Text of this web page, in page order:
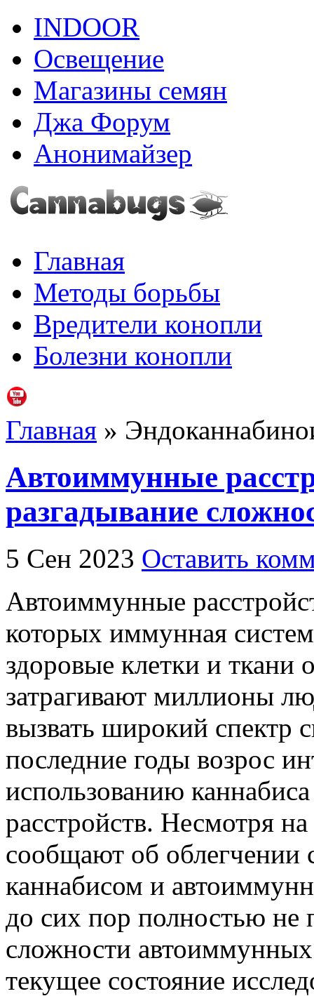
INDOOR
Освещение
Магазины семян
Джа Форум
Анонимайзер
Главная
Методы борьбы
Вредители конопли
Болезни конопли
Главная »
Автоиммунные
разгадывание
5 Сен 2023 Оставить
Автоиммунные
которых иммунная
здоровые клетки и ткани
затрагивают миллионы
вызвать широкий спектр
последние годы возрос
использованию
расстройств. Несмотря
сообщают об облегчении
каннабисом и
до сих пор полностью не
сложности автоиммунных
текущее состояние